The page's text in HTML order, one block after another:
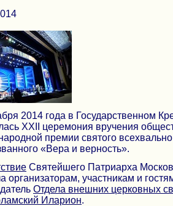
2014 года в Государственном
XXII церемония вручения
премии святого
«Вера и верность».
Святейшего Патриарха
организаторам, участникам и
Отдела внешних церковных
Иларион.